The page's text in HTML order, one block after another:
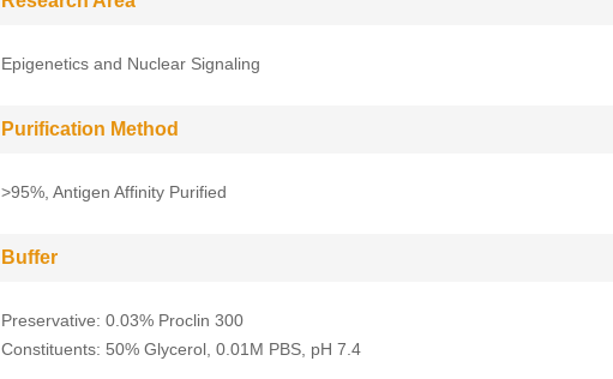
Epigenetics and Nuclear Signaling
Purification Method
>95%, Antigen Affinity Purified
Buffer
Preservative: 0.03% Proclin 300
Constituents: 50% Glycerol, 0.01M PBS, pH 7.4